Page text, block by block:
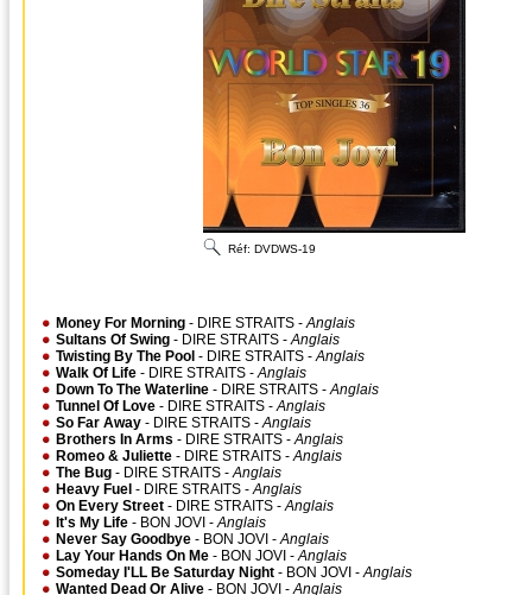
Réf: DVDWS-19
Money For Morning - DIRE STRAITS -Anglais
Sultans Of Swing - DIRE STRAITS -Anglais
Twisting By The Pool - DIRE STRAITS -Anglais
Walk Of Life - DIRE STRAITS -Anglais
Down To The Waterline - DIRE STRAITS -Anglais
Tunnel Of Love - DIRE STRAITS -Anglais
So Far Away - DIRE STRAITS -Anglais
Brothers In Arms - DIRE STRAITS -Anglais
Romeo & Juliette - DIRE STRAITS -Anglais
The Bug - DIRE STRAITS -Anglais
Heavy Fuel - DIRE STRAITS -Anglais
On Every Street - DIRE STRAITS -Anglais
It's My Life - BON JOVI -Anglais
Never Say Goodbye - BON JOVI -Anglais
Lay Your Hands On Me - BON JOVI -Anglais
Someday I'LL Be Saturday Night - BON JOVI -Anglais
Wanted Dead Or Alive - BON JOVI -Anglais